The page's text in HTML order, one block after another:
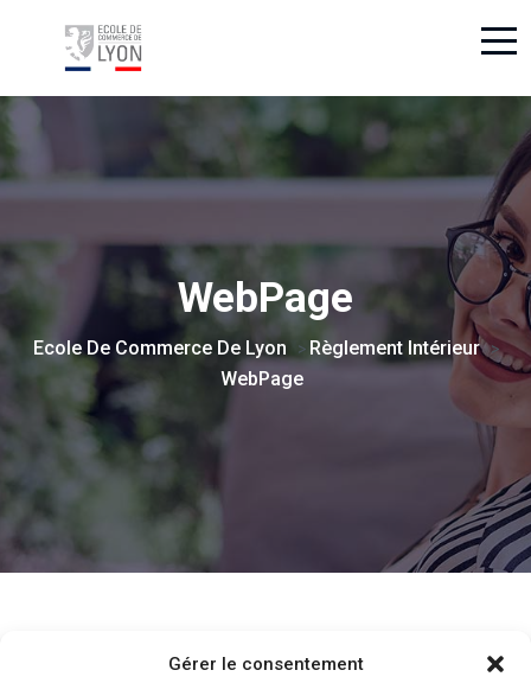
Gérer le consentement
WebPage
Ecole De Commerce De Lyon > Règlement Intérieur >
WebPage